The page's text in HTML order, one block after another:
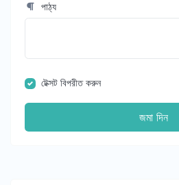
পাঠ্য
টেক্সট বিপরীত করুন
জমা দিন